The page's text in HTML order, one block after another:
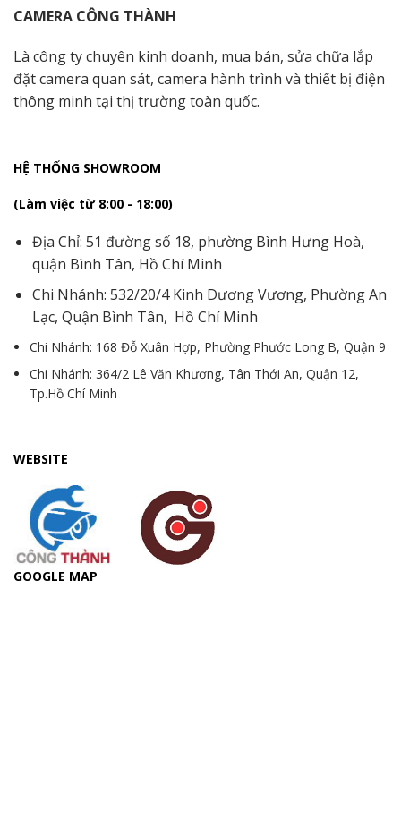
CAMERA CÔNG THÀNH
Là công ty chuyên kinh doanh, mua bán, sửa chữa lắp
đặt camera quan sát, camera hành trình và thiết bị điện
thông minh tại thị trường toàn quốc.
HỆ THỐNG SHOWROOM
(Làm việc từ 8:00 - 18:00)
Địa Chỉ: 51 đường số 18, phường Bình Hưng Hoà,
quận Bình Tân, Hồ Chí Minh
Chi Nhánh: 532/20/4 Kinh Dương Vương, Phường An
Lạc, Quận Bình Tân, Hồ Chí Minh
Chi Nhánh: 168 Đỗ Xuân Hợp, Phường Phước Long B, Quận 9
Chi Nhánh: 364/2 Lê Văn Khương, Tân Thới An, Quận 12,
Tp.Hồ Chí Minh
WEBSITE
GOOGLE MAP